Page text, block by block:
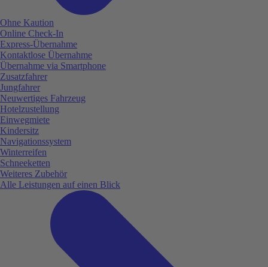
Ohne Kaution
Online Check-In
Express-Übernahme
Kontaktlose Übernahme
Übernahme via Smartphone
Zusatzfahrer
Jungfahrer
Neuwertiges Fahrzeug
Hotelzustellung
Einwegmiete
Kindersitz
Navigationssystem
Winterreifen
Schneeketten
Weiteres Zubehör
Alle Leistungen auf einen Blick